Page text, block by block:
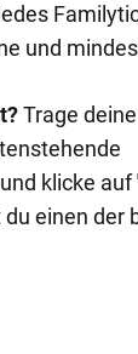
und
Trage
klicke auf
einen der